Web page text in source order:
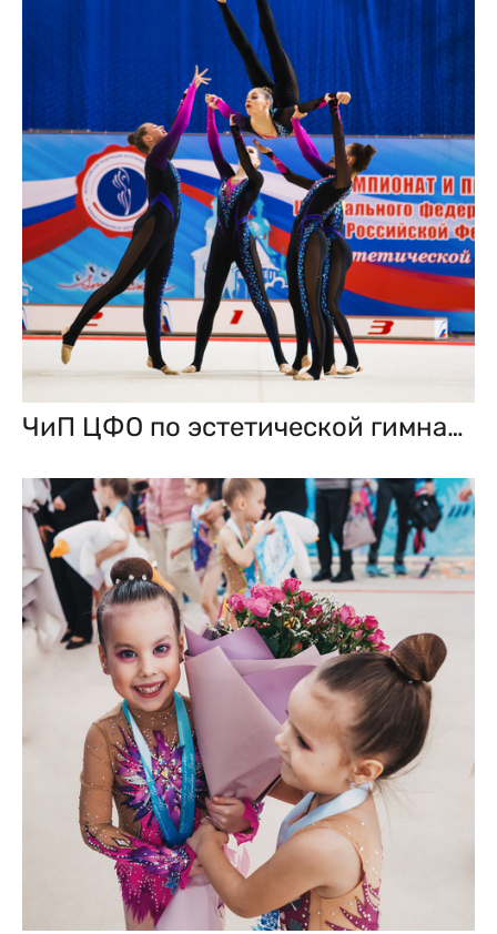
ЧиП ЦФО по эстетической гимнастике. Смоленск 18–19 марта 2023